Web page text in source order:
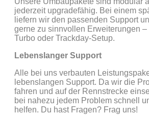
jederzeit upgradefähig. Bei einem
liefern wir den passenden Support
gerne zu sinnvollen Erweiterungen
Turbo oder Trackday-Setup.
Lebenslanger Support
Alle bei uns verbauten
lebenslangen Support. Da wir die
fahren und auf der Rennstrecke
bei nahezu jedem Problem schnell
helfen. Du hast Fragen? Frag uns!